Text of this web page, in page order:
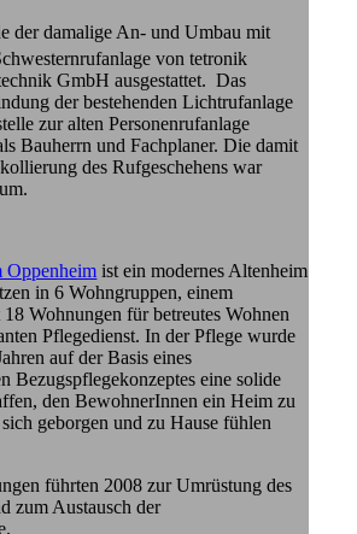
der damalige An- und Umbau mit
von tetronik
GmbH ausgestattet. Das
der bestehenden Lichtrufanlage
zur alten Personenrufanlage
Bauherrn und Fachplaner. Die damit
des Rufgeschehens war
Oppenheim ist ein modernes Altenheim
in 6 Wohngruppen, einem
Wohnungen für betreutes Wohnen
Pflegedienst. In der Pflege wurde
auf der Basis eines
Bezugspflegekonzeptes eine solide
den BewohnerInnen ein Heim zu
geborgen und zu Hause fühlen
führten 2008 zur Umrüstung des
zum Austausch der